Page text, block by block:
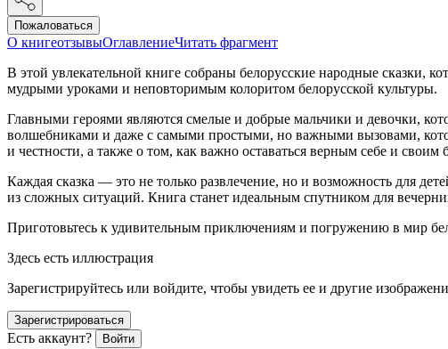
Пожаловаться
О книгеотзывыОглавлениеЧитать фрагмент
В этой увлекательной книге собраны белорусские народные сказки,
мудрыми уроками и неповторимым колоритом белорусской культуры.
Главными героями являются смелые и добрые мальчики и девочки,
волшебниками и даже с самыми простыми, но важными вызовами,
и честности, а также о том, как важно оставаться верным себе и своим
Каждая сказка — это не только развлечение, но и возможность для
из сложных ситуаций. Книга станет идеальным спутником для
Приготовьтесь к удивительным приключениям и погружению в мир
Здесь есть иллюстрация
Зарегистрируйтесь или войдите, чтобы увидеть ее и другие
Зарегистрироваться
Есть аккаунт? Войти